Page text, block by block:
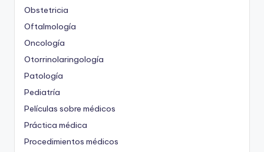
Obstetricia
Oftalmología
Oncología
Otorrinolaringología
Patología
Pediatría
Películas sobre médicos
Práctica médica
Procedimientos médicos